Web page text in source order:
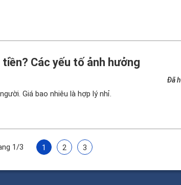
Các yếu tố ảnh hưởng
Đã
Giá bao nhiêu là hợp lý nhỉ.
1/3 1 2 3